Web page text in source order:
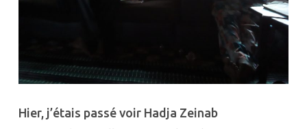
Hier, j’étais passé voir Hadja Zeinab